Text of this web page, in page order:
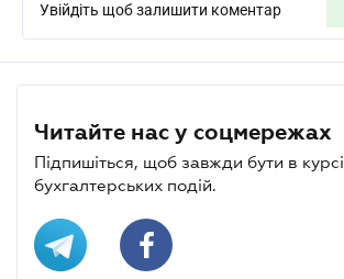
Увійдіть щоб залишити коментар
Читайте нас у соцмережах
Підпишіться, щоб завжди бути в курсі
бухгалтерських подій.